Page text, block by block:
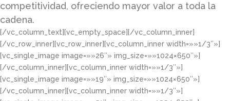
competitividad, ofreciendo mayor valor a toda la
cadena.
[/vc_column_text][vc_empty_space][/vc_column_inner]
[/vc_row_inner][vc_row_inner][vc_column_inner width=»»1/3″»]
[vc_single_image image=»»26″» img_size=»»1024×650″»]
[/vc_column_inner][vc_column_inner width=»»1/3″»]
[vc_single_image image=»»19″» img_size=»»1024×650″»]
[/vc_column_inner][vc_column_inner width=»»1/3″»]